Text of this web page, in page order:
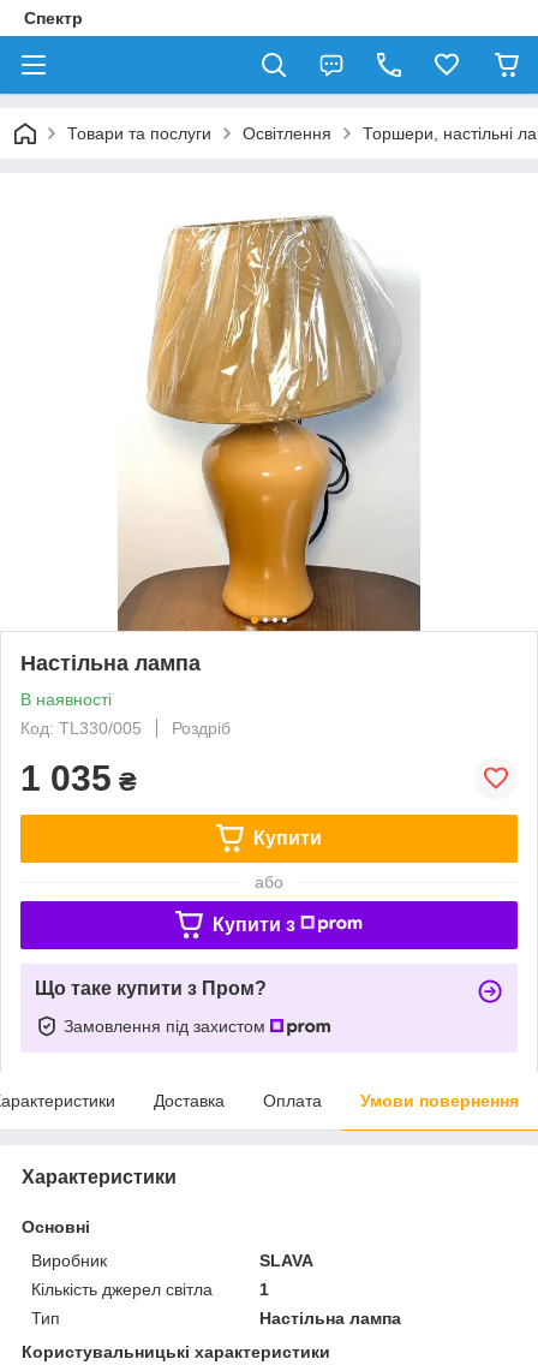
Спектр
Товари та послуги Освітлення Торшери, настільні
Настільна лампа
В наявності
Код: TL330/005
Роздріб
1 035 ₴
Купити
або
Купити з
Що таке купити з Пром?
Замовлення під захистом
Доставка Оплата Умови повернення
Характеристики
Основні
Виробник
SLAVA
Кількість джерел світла
1
Тип
Настільна лампа
Користувальницькі характеристики